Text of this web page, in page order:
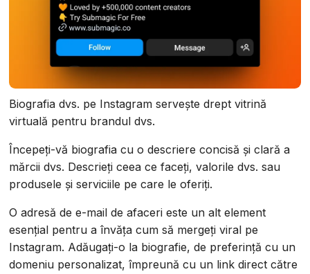
Biografia dvs. pe Instagram servește drept vitrină
virtuală pentru brandul dvs.
Începeți-vă biografia cu o descriere concisă și clară a
mărcii dvs. Descrieți ceea ce faceți, valorile dvs. sau
produsele și serviciile pe care le oferiți.
O adresă de e-mail de afaceri este un alt element
esențial pentru a învăța cum să mergeți viral pe
Instagram. Adăugați-o la biografie, de preferință cu un
domeniu personalizat, împreună cu un link direct către